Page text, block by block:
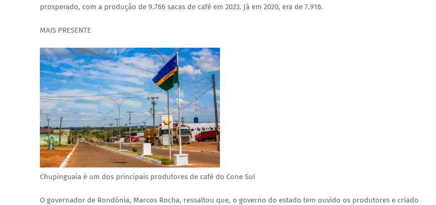
prosperado, com a produção de 9.766 sacas de café em 2023. Já em 2020, era de 7.916.
MAIS PRESENTE
Chupinguaia é um dos principais produtores de café do Cone Sul
O governador de Rondônia, Marcos Rocha, ressaltou que, o governo do estado tem ouvido os produtores e criado